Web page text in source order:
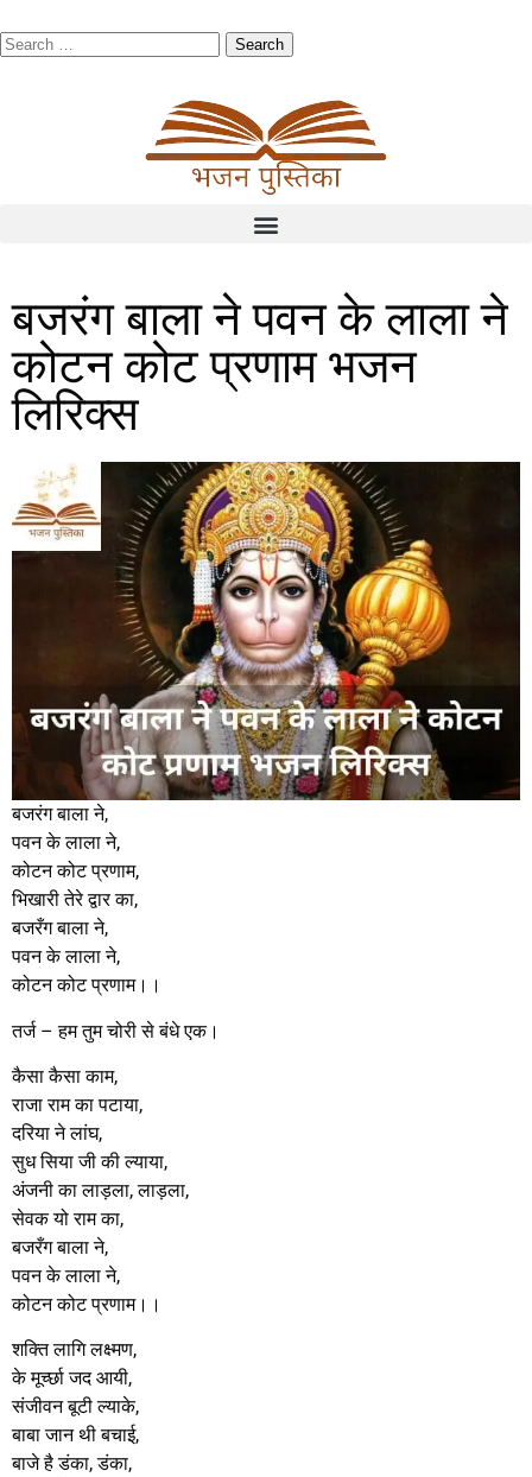
बजरंग बाला ने पवन के लाला ने
कोटन कोट प्रणाम भजन
लिरिक्स
बजरंग बाला ने,
पवन के लाला ने,
कोटन कोट प्रणाम,
भिखारी तेरे द्वार का,
बजरँग बाला ने,
पवन के लाला ने,
कोटन कोट प्रणाम।।
तर्ज – हम तुम चोरी से बंधे एक।
कैसा कैसा काम,
राजा राम का पटाया,
दरिया ने लांघ,
सुध सिया जी की ल्याया,
अंजनी का लाड़ला, लाड़ला,
सेवक यो राम का,
बजरँग बाला ने,
पवन के लाला ने,
कोटन कोट प्रणाम।।
शक्ति लागि लक्ष्मण,
के मूर्च्छा जद आयी,
संजीवन बूटी ल्याके,
बाबा जान थी बचाई,
बाजे है डंका, डंका,